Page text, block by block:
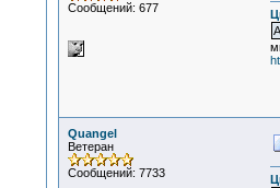
Сообщений: 677
Quangel
Ветеран
Сообщений: 7733